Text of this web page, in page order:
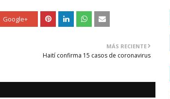
Google+
MÁS RECIENTE
Haití confirma 15 casos de coronavirus